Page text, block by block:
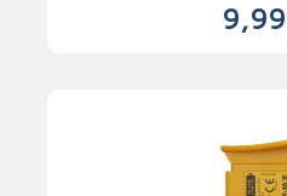
9,99